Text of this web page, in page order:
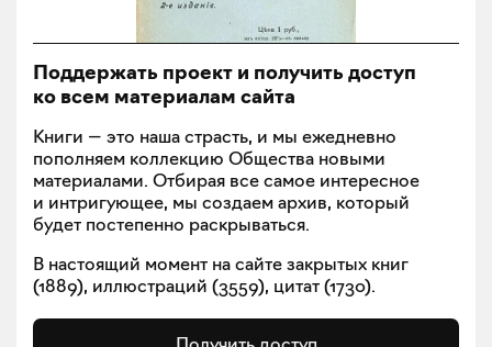
Поддержать проект и получить доступ
ко всем материалам сайта
Книги — это наша страсть, и мы ежедневно
пополняем коллекцию Общества новыми
материалами. Отбирая все самое интересное
и интригующее, мы создаем архив, который
будет постепенно раскрываться.
В настоящий момент на сайте закрытых книг
(1889), иллюстраций (3559), цитат (1730).